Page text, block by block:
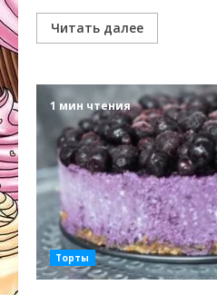
Читать далее
1 мин чтения
Торты